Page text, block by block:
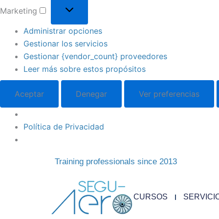
Marketing
Administrar opciones
Gestionar los servicios
Gestionar {vendor_count} proveedores
Leer más sobre estos propósitos
Aceptar Denegar Ver preferencias
Política de Privacidad
Training professionals since 2013
CURSOS